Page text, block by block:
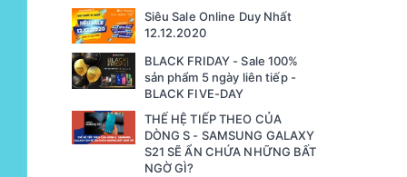
Siêu Sale Online Duy Nhất
12.12.2020
BLACK FRIDAY - Sale 100%
sản phẩm 5 ngày liên tiếp -
BLACK FIVE-DAY
THẾ HỆ TIẾP THEO CỦA
DÒNG S - SAMSUNG GALAXY
S21 SẼ ẨN CHỨA NHỮNG BẤT
NGỜ GÌ?